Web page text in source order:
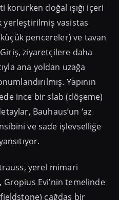
doğal ışığı içeri
vasistas
pencereler) ve tavan
ziyaretçilere daha
ana yoldan uzağa
Yapının
ince bir slab (döşeme)
Bauhaus’un ‘az
ve sade işlevselliğe
yerel mimari
Evi’nin temelinde
çağdaş bir